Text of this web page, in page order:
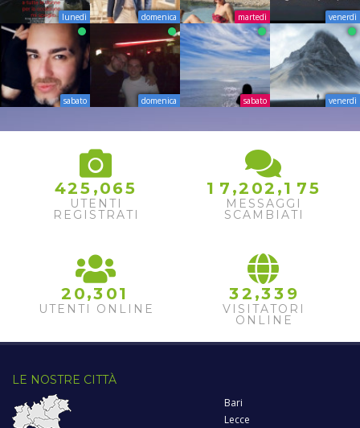
lunedì domenica martedì venerdì
sabato domenica sabato venerdì
425 ,065
UTENTI
REGISTRATI
1 7 ,2 02 ,1 75
MESSAGGI
SCAMBIATI
2 0,3 01
UTENTI ONLINE
32 ,33 9
VISITATORI
ONLINE
LE NOSTRE CITTÀ
Bari
Lecce